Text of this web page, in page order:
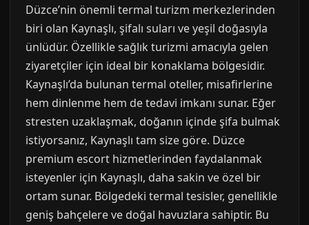
Düzce’nin önemli termal turizm merkezlerinden
biri olan Kaynaşlı, şifalı suları ve yeşil doğasıyla
ünlüdür. Özellikle sağlık turizmi amacıyla gelen
ziyaretçiler için ideal bir konaklama bölgesidir.
Kaynaşlı’da bulunan termal oteller, misafirlerine
hem dinlenme hem de tedavi imkanı sunar. Eğer
stresten uzaklaşmak, doğanın içinde şifa bulmak
istiyorsanız, Kaynaşlı tam size göre. Düzce
premium escort hizmetlerinden faydalanmak
isteyenler için Kaynaşlı, daha sakin ve özel bir
ortam sunar. Bölgedeki termal tesisler, genellikle
geniş bahçelere ve doğal havuzlara sahiptir. Bu